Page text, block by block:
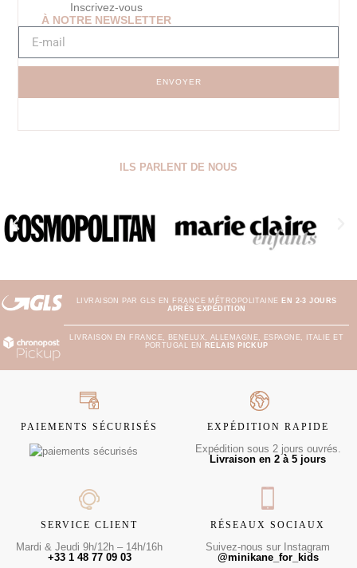
Inscrivez-vous
À NOTRE NEWSLETTER
ENVOYER
ILS PARLENT DE NOUS
LIVRAISON PAR GLS EN FRANCE MÉTROPOLITAINE EN 2-3 JOURS
APRÈS EXPÉDITION
LIVRAISON EN FRANCE, BENELUX, ALLEMAGNE, ESPAGNE, ITALIE ET
PORTUGAL EN
RELAIS PICKUP
PAIEMENTS SÉCURISÉS EXPÉDITION RAPIDE
Expédition sous 2 jours ouvrés.
Livraison en 2 à 5 jours
SERVICE CLIENT
Mardi & Jeudi 9h/12h – 14h/16h
+33 1 48 77 09 03
RÉSEAUX SOCIAUX
Suivez-nous sur Instagram
@minikane_for_kids